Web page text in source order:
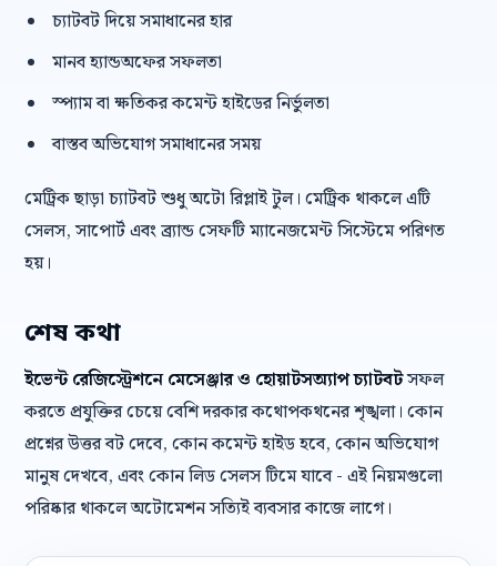
চ্যাটবট দিয়ে সমাধানের হার
মানব হ্যান্ডঅফের সফলতা
স্প্যাম বা ক্ষতিকর কমেন্ট হাইডের নির্ভুলতা
বাস্তব অভিযোগ সমাধানের সময়
মেট্রিক ছাড়া চ্যাটবট শুধু অটো রিপ্লাই টুল। মেট্রিক থাকলে এটি
সেলস, সাপোর্ট এবং ব্র্যান্ড সেফটি ম্যানেজমেন্ট সিস্টেমে পরিণত
হয়।
শেষ কথা
ইভেন্ট রেজিস্ট্রেশনে মেসেঞ্জার ও হোয়াটসঅ্যাপ চ্যাটবটসফল
করতে প্রযুক্তির চেয়ে বেশি দরকার কথোপকথনের শৃঙ্খলা। কোন
প্রশ্নের উত্তর বট দেবে, কোন কমেন্ট হাইড হবে, কোন অভিযোগ
মানুষ দেখবে, এবং কোন লিড সেলস টিমে যাবে - এই নিয়মগুলো
পরিষ্কার থাকলে অটোমেশন সত্যিই ব্যবসার কাজে লাগে।